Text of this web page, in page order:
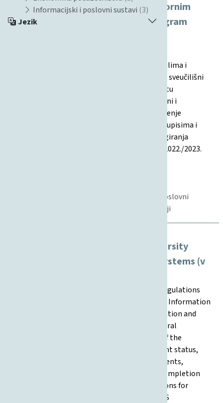
Informacijski i poslovni sustavi (3)
Jezik
Odluka o kvotama po modulima i izbornim
predmetima modula za studijski program
Ova Odluka određuje pravila o kvotama po modulima i
izbornim predmetima modula za preddiplomski sveučilišni
studij Informacijski i poslovni sustavi na Fakultetu
organizacije i informatike. Definiraju se minimalni i
maksimalni brojevi studenata potrebni za izvođenje
pojedinih modula i izbornih predmeta, pravila o upisima i
prioritetima pri odabiru predmeta, te način rangiranja
studenata. Odluka vrijedi od akademske godine 2022./2023.
Fakultetsko vijeće, Studenti, Informacijski i poslovni
sustavi, Sveučilišni prijediplomski studij, Studiji
Regulations on Undergraduate University
Study in Information and Business Systems (v
This document outlines the officially adopted regulations
governing the undergraduate university study in Information
and Business Systems at the Faculty of Organization and
Informatics, University of Zagreb. It covers general
provisions, structure, curriculum, and syllabus of the
program, admission and transfer criteria, student status,
teaching methodologies, progression requirements,
teaching staff roles, examination procedures, completion
criteria, and student awards. It specifies conditions for
enrolment, curriculum structure (modules, ECTS